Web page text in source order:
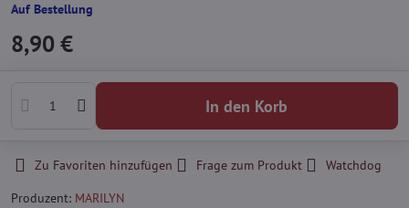
Auf Bestellung
8,90 €
In den Korb
Zu Favoriten hinzufügen Frage zum Produkt
Watchdog
Produzent: MARILYN